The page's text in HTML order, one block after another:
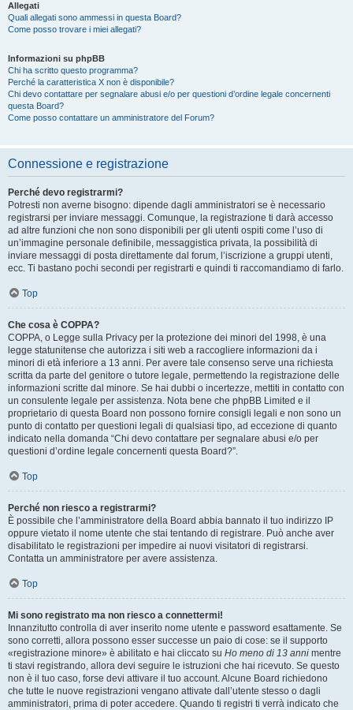
Allegati
Quali allegati sono ammessi in questa Board?
Come posso trovare i miei allegati?
Informazioni su phpBB
Chi ha scritto questo programma?
Perché la caratteristica X non è disponibile?
Chi devo contattare per segnalare abusi e/o per questioni d’ordine legale concernenti
questa Board?
Come posso contattare un amministratore del Forum?
Connessione e registrazione
Perché devo registrarmi?
Potresti non averne bisogno: dipende dagli amministratori se è necessario
registrarsi per inviare messaggi. Comunque, la registrazione ti darà accesso
ad altre funzioni che non sono disponibili per gli utenti ospiti come l’uso di
un’immagine personale definibile, messaggistica privata, la possibilità di
inviare messaggi di posta direttamente dal forum, l’iscrizione a gruppi utenti,
ecc. Ti bastano pochi secondi per registrarti e quindi ti raccomandiamo di farlo.
Top
Che cosa è COPPA?
COPPA, o Legge sulla Privacy per la protezione dei minori del 1998, è una
legge statunitense che autorizza i siti web a raccogliere informazioni da i
minori di età inferiore a 13 anni. Per avere tale consenso serve una richiesta
scritta da parte del genitore o tutore legale, permettendo la registrazione delle
informazioni scritte dal minore. Se hai dubbi o incertezze, mettiti in contatto con
un consulente legale per assistenza. Nota bene che phpBB Limited e il
proprietario di questa Board non possono fornire consigli legali e non sono un
punto di contatto per questioni legali di qualsiasi tipo, ad eccezione di quanto
indicato nella domanda “Chi devo contattare per segnalare abusi e/o per
questioni d’ordine legale concernenti questa Board?”.
Top
Perché non riesco a registrarmi?
È possibile che l’amministratore della Board abbia bannato il tuo indirizzo IP
oppure vietato il nome utente che stai tentando di registrare. Può anche aver
disabilitato le registrazioni per impedire ai nuovi visitatori di registrarsi.
Contatta un amministratore per avere assistenza.
Top
Mi sono registrato ma non riesco a connettermi!
Innanzitutto controlla di aver inserito nome utente e password esattamente. Se
sono corretti, allora possono esser successe un paio di cose: se il supporto
«registrazione minore» è abilitato e hai cliccato su Ho meno di 13 anni mentre
ti stavi registrando, allora devi seguire le istruzioni che hai ricevuto. Se questo
non è il tuo caso, forse devi attivare il tuo account. Alcune Board richiedono
che tutte le nuove registrazioni vengano attivate dall’utente stesso o dagli
amministratori, prima di poter accedere. Quando ti registri ti verrà indicato che